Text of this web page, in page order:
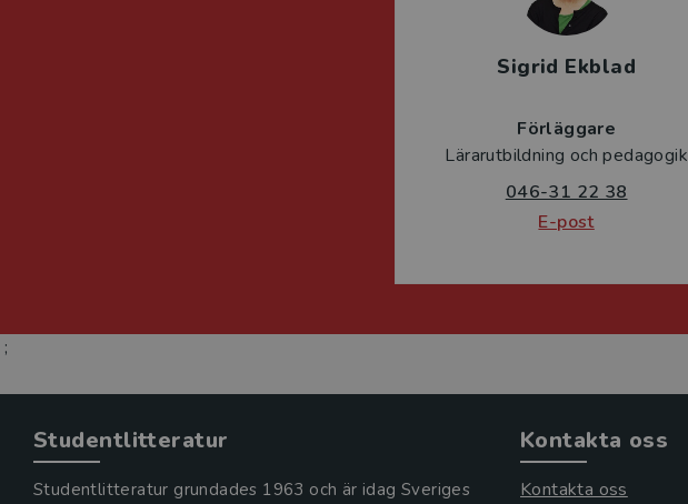
Sigrid Ekblad
Förläggare
Lärarutbildning och pedagogik
046-31 22 38
E-post
;
Studentlitteratur
Studentlitteratur grundades 1963 och är idag Sveriges
Kontakta oss
Kontakta oss